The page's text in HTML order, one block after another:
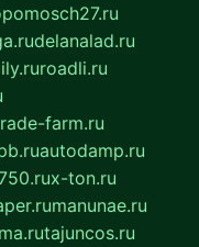
delanalad.ru
roadli.ru
farm.ru
autodamp.ru
x-ton.ru
manunae.ru
tajuncos.ru